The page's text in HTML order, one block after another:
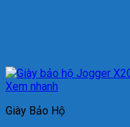
Xem nhanh
Giày Bảo Hộ